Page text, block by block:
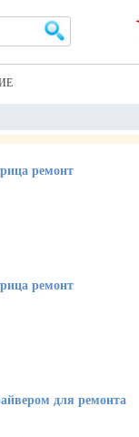
ремонт
ремонт
для ремонта